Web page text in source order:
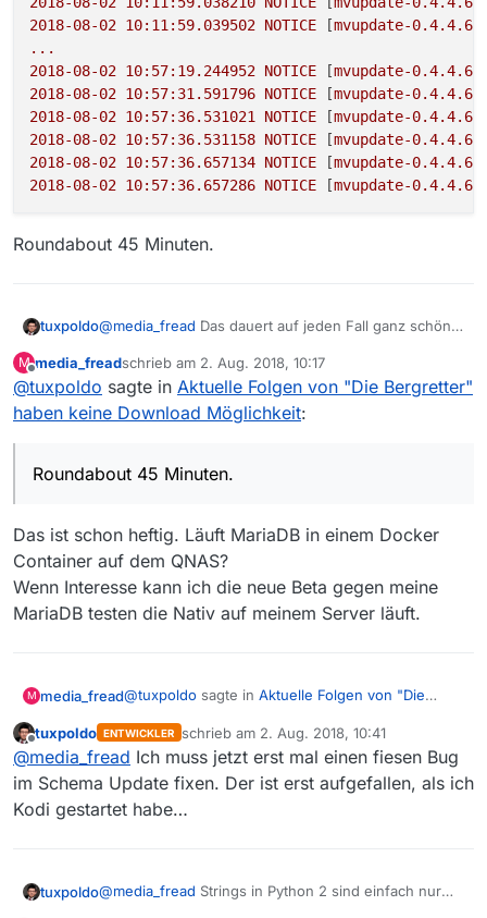
selber) so dass Kodi immer eine aktuelle
Datenbank vorfindet und sich nicht selber
Die Möglichkeit mehr als ein Kodi an die
Datenbank anzuschließen
flott geht.
Werde es also weiterhin beobachten ob sich der
2018-08-02 10:11:59.039502 NOTICE [mvupdate-
...
2018-08-02 10:57:19.244952 NOTICE [mvupdate-
2018-08-02 10:57:31.591796 NOTICE [mvupdate-
2018-08-02 10:57:36.531021 NOTICE [mvupdate-
2018-08-02 10:57:36.531158 NOTICE [mvupdate-
2018-08-02 10:57:36.657134 NOTICE [mvupdate-
2018-08-02 10:57:36.657286 NOTICE [mvupdate-0.4.4.6
Roundabout 45 Minuten.
tuxpoldo@media_fread Das dauert auf jeden Fall ganz schön
2018-08-02 10:11:58.969307 NOTICE
2018-08-02 10:11:59.038210 NOTICE
2018-08-02 10:11:59.039502 NOTICE
2018-08-02 10:57:31.591796 NOTICE
2018-08-02 10:57:36.657134 NOTICE
Roundabout 45 Minuten.
M
Offline
media_freadschrieb am 2. Aug. 2018, 10:17
zuletzt editiert von
@tuxpoldo sagte in Aktuelle Folgen von "Die Bergretter"
haben keine Download Möglichkeit:
Roundabout 45 Minuten.
Das ist schon heftig. Läuft MariaDB in einem Docker
Container auf dem QNAS?
Wenn Interesse kann ich die neue Beta gegen meine
MariaDB testen die Nativ auf meinem Server läuft.
M media_fread@tuxpoldo sagte in Aktuelle Folgen von "Die
Roundabout 45 Minuten.
Das ist schon heftig. Läuft MariaDB in einem
Server läuft.
Offline
tuxpoldo ENTWICKLER schrieb am 2. Aug. 2018, 10:41
zuletzt editiert von
@media_fread Ich muss jetzt erst mal einen fiesen Bug
im Schema Update fixen. Der ist erst aufgefallen, als ich
Kodi gestartet habe…
tuxpoldo@media_fread Strings in Python 2 sind einfach nur